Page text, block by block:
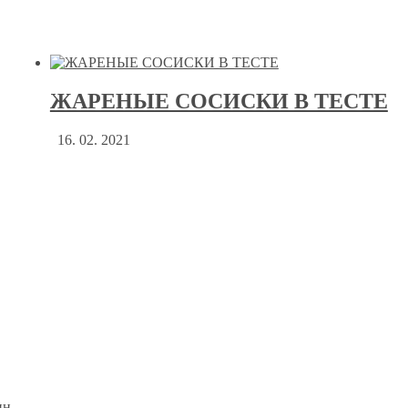
ЖАРЕНЫЕ СОСИСКИ В ТЕСТЕ
16. 02. 2021